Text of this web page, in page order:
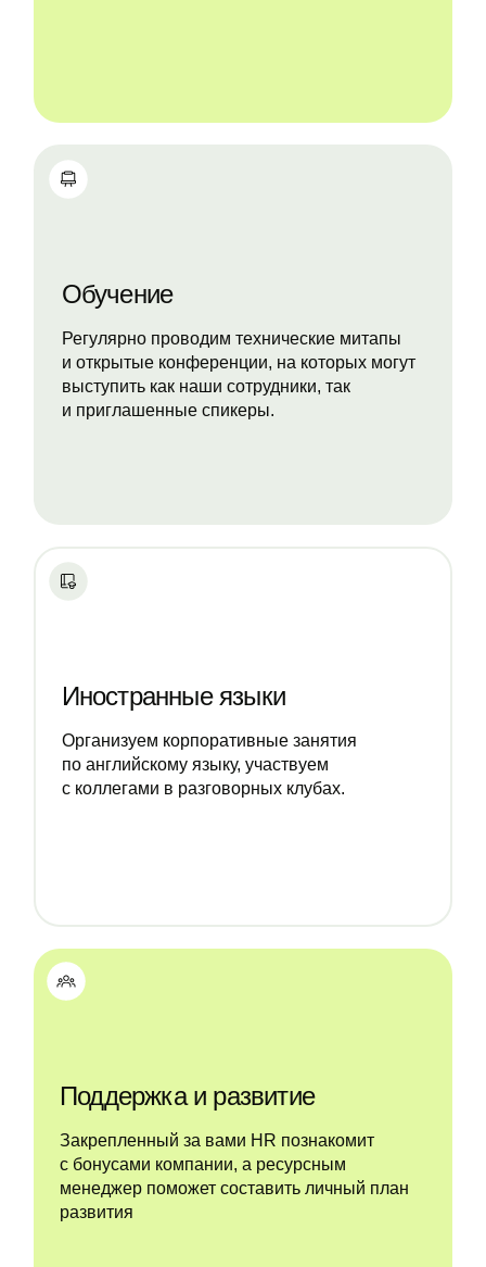
Обучение
Регулярно проводим технические митапы
и открытые конференции, на которых могут
выступить как наши сотрудники, так
и приглашенные спикеры.
Иностранные языки
Организуем корпоративные занятия
по английскому языку, участвуем
с коллегами в разговорных клубах.
Поддержка и развитие
Закрепленный за вами HR познакомит
с бонусами компании, а ресурсным
менеджер поможет составить личный план
развития